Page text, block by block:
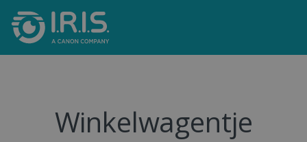
Winkelwagentje